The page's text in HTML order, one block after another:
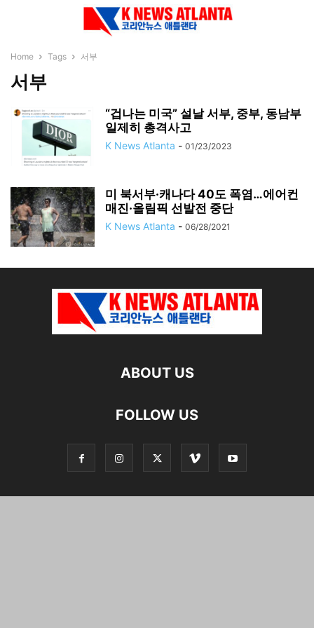
Home Tags 서부
서부
“겁나는 미국” 설날 서부, 중부, 동남부
일제히 총격사고
K News Atlanta - 01/23/2023
미 북서부·캐나다 40도 폭염…에어컨
매진·올림픽 선발전 중단
K News Atlanta - 06/28/2021
ABOUT US
FOLLOW US